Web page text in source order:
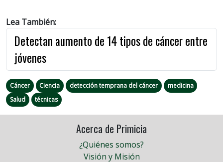
Lea También:
Detectan aumento de 14 tipos de cáncer entre
jóvenes
Cáncer Ciencia detección temprana del cáncer
medicina
Salud
técnicas
Acerca de Primicia
¿Quiénes somos?
Visión y Misión